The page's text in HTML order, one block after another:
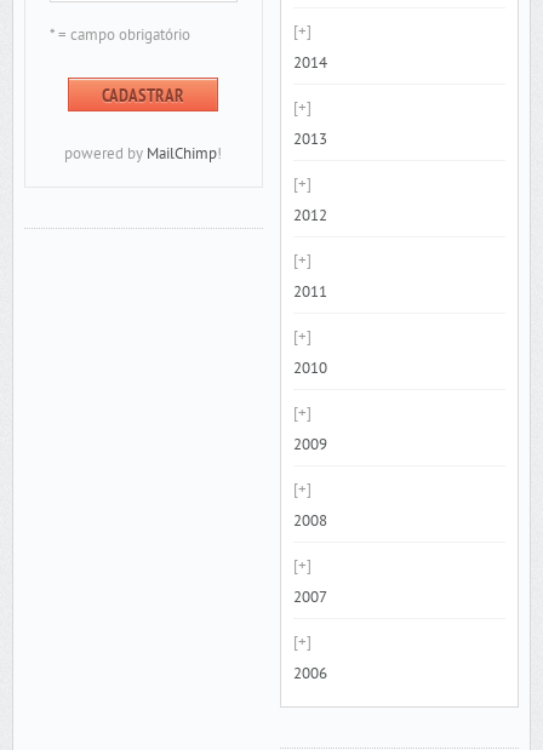
* = campo obrigatório
powered by MailChimp!
2014
2013
2012
2011
2010
2009
2008
2007
2006